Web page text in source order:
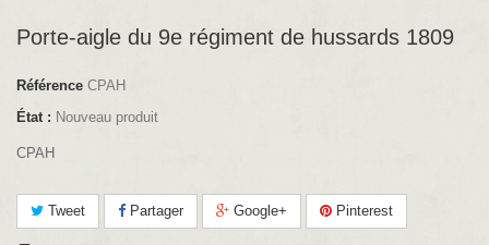
Porte-aigle du 9e régiment de hussards 1809
Référence CPAH
État : Nouveau produit
CPAH
Tweet Partager Google+ Pinterest